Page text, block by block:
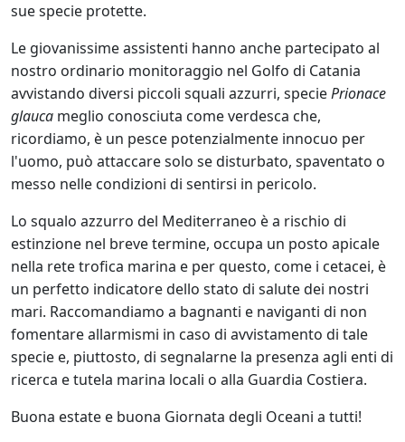
sue specie protette.
Le giovanissime assistenti hanno anche partecipato al
nostro ordinario monitoraggio nel Golfo di Catania
avvistando diversi piccoli squali azzurri, speciePrionace
glauca meglio conosciuta come verdesca che,
ricordiamo, è un pesce potenzialmente innocuo per
l'uomo, può attaccare solo se disturbato, spaventato o
messo nelle condizioni di sentirsi in pericolo.
Lo squalo azzurro del Mediterraneo è a rischio di
estinzione nel breve termine, occupa un posto apicale
nella rete trofica marina e per questo, come i cetacei, è
un perfetto indicatore dello stato di salute dei nostri
mari. Raccomandiamo a bagnanti e naviganti di non
fomentare allarmismi in caso di avvistamento di tale
specie e, piuttosto, di segnalarne la presenza agli enti di
ricerca e tutela marina locali o alla Guardia Costiera.
Buona estate e buona Giornata degli Oceani a tutti!